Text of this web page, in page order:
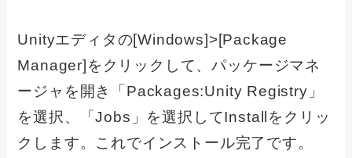
Unityエディタの[Windows]>[Package
Manager]をクリックして、パッケージマネ
ージャを開き「Packages:Unity Registry」
を選択、「Jobs」を選択してInstallをクリッ
クします。これでインストール完了です。